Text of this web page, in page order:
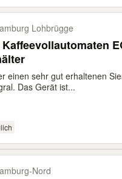
Lohbrügge
einen sehr gut erhaltenen
Das Gerät ist...
​Nord